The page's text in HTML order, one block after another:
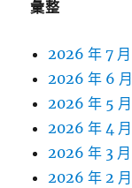
彙整
2026 年 7 月
2026 年 6 月
2026 年 5 月
2026 年 4 月
2026 年 3 月
2026 年 2 月